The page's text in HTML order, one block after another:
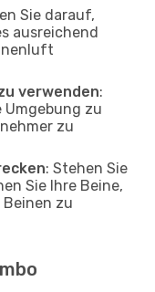
Sie darauf,
ausreichend
verwenden:
zu
zu
: Stehen Sie
Sie Ihre Beine,
zu